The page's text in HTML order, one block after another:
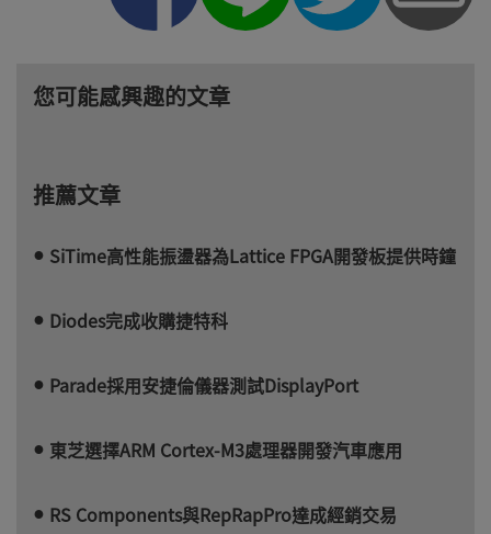
您可能感興趣的文章
推薦文章
SiTime高性能振盪器為Lattice FPGA開發板提供時鐘
Diodes完成收購捷特科
Parade採用安捷倫儀器測試DisplayPort
東芝選擇ARM Cortex-M3處理器開發汽車應用
RS Components與RepRapPro達成經銷交易